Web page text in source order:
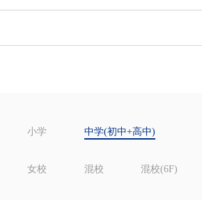
小学 中学(初中+高中)
女校 混校 混校(6F)